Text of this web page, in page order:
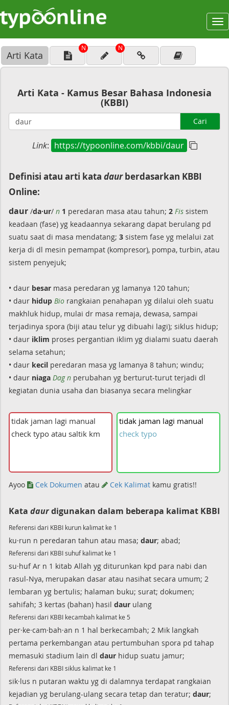
Arti Kata
N N
Arti Kata - Kamus Besar Bahasa Indonesia
(KBBI)
Cari
Link: https://typoonline.com/kbbi/daur
Definisi atau arti kata daurberdasarkan KBBI
Online:
daur /da·ur/ n 1 peredaran masa atau tahun; 2 Fis sistem
keadaan (fase) yg keadaannya sekarang dapat berulang pd
suatu saat di masa mendatang; 3 sistem fase yg melalui zat
kerja di dl mesin pemampat (kompresor), pompa, turbin, atau
sistem penyejuk;
• daur besar masa peredaran yg lamanya 120 tahun;
• daur hidup Bio rangkaian penahapan yg dilalui oleh suatu
makhluk hidup, mulai dr masa remaja, dewasa, sampai
terjadinya spora (biji atau telur yg dibuahi lagi); siklus hidup;
• daur iklim proses pergantian iklim yg dialami suatu daerah
selama setahun;
• daur kecil peredaran masa yg lamanya 8 tahun; windu;
• daur niaga Dag n perubahan yg berturut-turut terjadi dl
kegiatan dunia usaha dan biasanya secara melingkar
tidak jaman lagi manual
check typo
Ayoo Cek Dokumen atau Cek Kalimat kamu gratis!!
Kata daurdigunakan dalam beberapa kalimat KBBI
Referensi dari KBBI kurun kalimat ke 1
ku·run n peredaran tahun atau masa; daur; abad;
Referensi dari KBBI suhuf kalimat ke 1
su·huf Ar n 1 kitab Allah yg diturunkan kpd para nabi dan
rasul-Nya, merupakan dasar atau nasihat secara umum; 2
lembaran yg bertulis; halaman buku; surat; dokumen;
sahifah; 3 kertas (bahan) hasil daur ulang
Referensi dari KBBI kecambah kalimat ke 5
per·ke·cam·bah·an n 1 hal berkecambah; 2 Mik langkah
pertama perkembangan atau pertumbuhan spora pd tahap
memasuki stadium lain dl daur hidup suatu jamur;
Referensi dari KBBI siklus kalimat ke 1
sik·lus n putaran waktu yg di dalamnya terdapat rangkaian
kejadian yg berulang-ulang secara tetap dan teratur; daur;